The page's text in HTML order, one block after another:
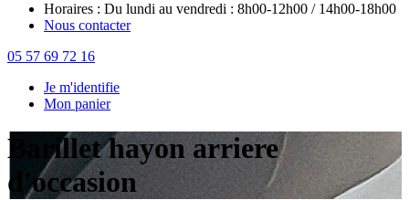
Horaires : Du lundi au vendredi : 8h00-12h00 / 14h00-18h00
Nous contacter
05 57 69 72 16
Je m'identifie
Mon panier
Barillet hayon arriere
d'occasion